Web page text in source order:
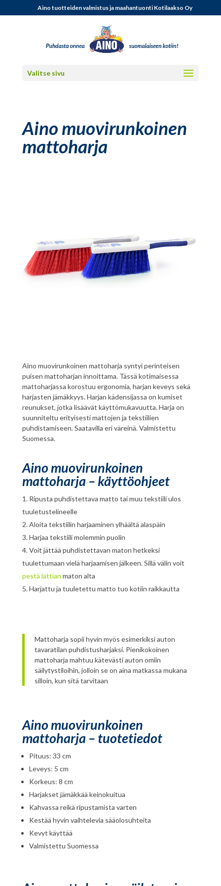
Aino tuotteiden valmistus ja maahantuonti Kotilaakso Oy
Valitse sivu
Aino muovirunkoinen
mattoharja
Aino muovirunkoinen mattoharja syntyi perinteisen
puisen mattoharjan innoittama. Tässä kotimaisessa
mattoharjassa korostuu ergonomia, harjan keveys sekä
harjasten jämäkkyys. Harjan kädensijassa on kumiset
reunukset, jotka lisäävät käyttömukavuutta. Harja on
suunniteltu erityisesti mattojen ja tekstiilien
puhdistamiseen. Saatavilla eri väreinä. Valmistettu
Suomessa.
Aino muovirunkoinen
mattoharja – käyttöohjeet
Ripusta puhdistettava matto tai muu tekstiili ulos
tuuletustelineelle
Aloita tekstiilin harjaaminen ylhäältä alaspäin
Harjaa tekstiili molemmin puolin
Voit jättää puhdistettavan maton hetkeksi
tuulettumaan vielä harjaamisen jälkeen. Sillä välin voit
pestä lattian maton alta
Harjattu ja tuuletettu matto tuo kotiin raikkautta
Mattoharja sopii hyvin myös esimerkiksi auton
tavaratilan puhdistusharjaksi. Pienikokoinen
mattoharja mahtuu kätevästi auton omiin
säilytystiloihin, jolloin se on aina matkassa mukana
silloin, kun sitä tarvitaan
Aino muovirunkoinen
mattoharja – tuotetiedot
Pituus: 33 cm
Leveys: 5 cm
Korkeus: 8 cm
Harjakset jämäkkää keinokuitua
Kahvassa reikä ripustamista varten
Kestää hyvin vaihtelevia sääolosuhteita
Kevyt käyttää
Valmistettu Suomessa